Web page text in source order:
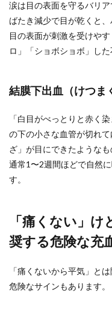
涙は目の表面を守るバリ
ばたき減少で目が乾くと
目の表面が刺激を受けや
ロ」「ショボショボ」した
結膜下出血（けつま
「白目がべっとりと赤く
の下の小さな血管が切れ
ざ」が目にできたような
通常1〜2週間ほどで自然
す。
「痛くない」
奨する危険な充
「痛くないから平気」と
危険なサインもあります。